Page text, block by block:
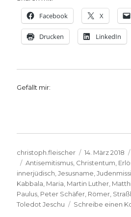
Facebook X
Drucken LinkedIn
Gefällt mir:
Autor
christoph.fleischer
Veröffentlicht
am
14. März 2018
Schlagwörter
Antisemitismus Christentum
innerjüdisch ,Jesusname ,
Kabbala Maria Martin Luther
Paulus Peter Schäfer Römer
Toledot Jeschu
Schreibe einen